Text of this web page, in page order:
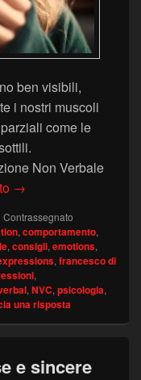
ben visibili,
i nostri muscoli
come le
Non Verbale
Microespressioni ed
→
Contrassegnato
, comportamento,
, consigli, emotions,
, francesco di
,
, NVC, psicologia,
una risposta
e sincere